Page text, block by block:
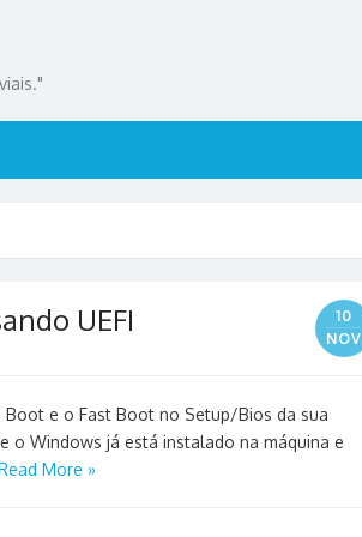
UEFI
10
NOV
e o Fast Boot no Setup/Bios da sua
o Windows já está instalado na máquina e
More »